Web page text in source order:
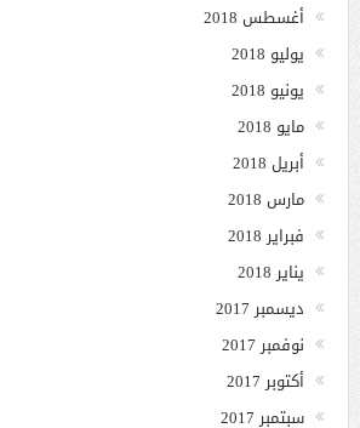
أغسطس 2018
يوليو 2018
يونيو 2018
مايو 2018
أبريل 2018
مارس 2018
فبراير 2018
يناير 2018
ديسمبر 2017
نوفمبر 2017
أكتوبر 2017
سبتمبر 2017